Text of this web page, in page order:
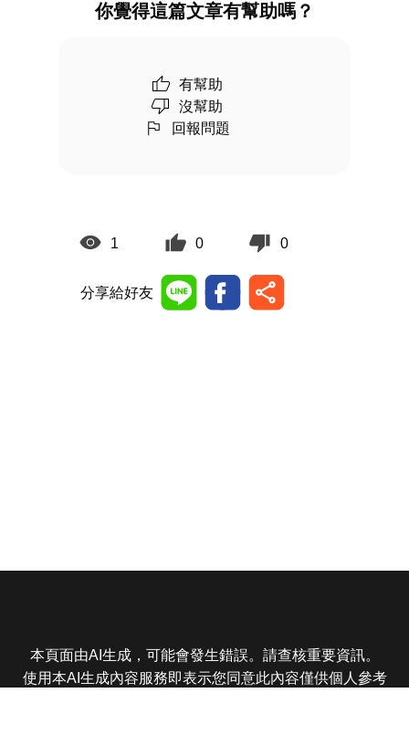
你覺得這篇文章有幫助嗎？
有幫助
沒幫助
回報問題
1 0 0
分享給好友
本頁面由AI生成，可能會發生錯誤。請查核重要資訊。
使用本AI生成內容服務即表示您同意此內容僅供個人參考